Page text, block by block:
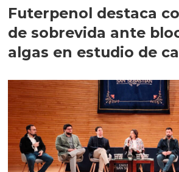
Futerpenol destaca
de sobrevida ante
algas en estudio de